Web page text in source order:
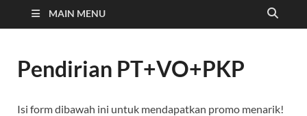
MAIN MENU
Pendirian PT+VO+PKP
Isi form dibawah ini untuk mendapatkan promo menarik!